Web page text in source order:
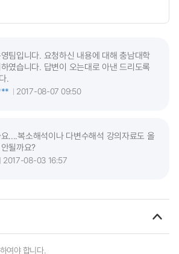
팀입니다. 요청하신 내용에 대해 충남대학
였습니다. 답변이 오는대로 아낸 드리도록
.
2017-08-07 09:50
....복소해석이나 다변수해석 강의자료도 올
될까요?
2017-08-03 16:57
여야 합니다.